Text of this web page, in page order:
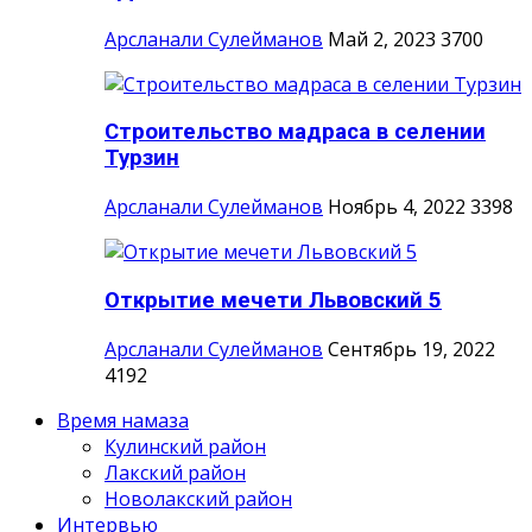
Арсланали Сулейманов Май 2, 2023 3700
Строительство мадраса в селении
Турзин
Арсланали Сулейманов Ноябрь 4, 2022 3398
Открытие мечети Львовский 5
Арсланали Сулейманов Сентябрь 19, 2022
4192
Время намаза
Кулинский район
Лакский район
Новолакский район
Интервью